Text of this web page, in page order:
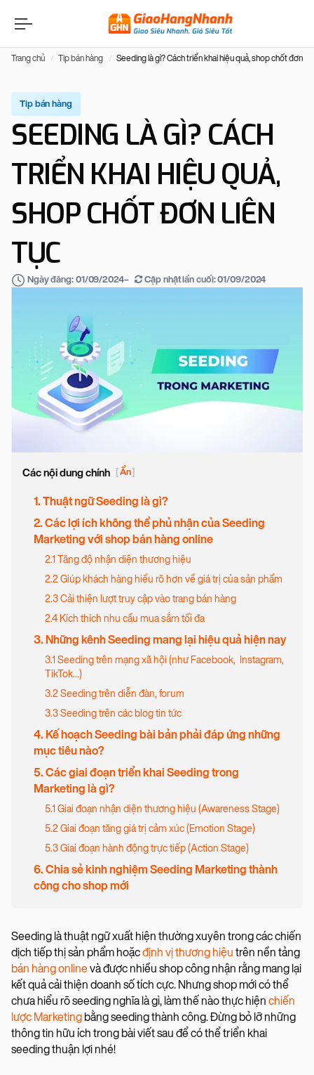
Trang chủ Tip bán hàng Seeding là gì? Cách triển khai hiệu quả, shop chốt đơn
Tip bán hàng
SEEDING LÀ GÌ? CÁCH
TRIỂN KHAI HIỆU QUẢ,
SHOP CHỐT ĐƠN LIÊN
TỤC
Ngày đăng: 01/09/2024– Cập nhật lần cuối:01/09/2024
Các nội dung chính [Ẩn]
1. Thuật ngữ Seeding là gì?
2. Các lợi ích không thể phủ nhận của Seeding
Marketing với shop bán hàng online
2.1 Tăng độ nhận diện thương hiệu
2.2 Giúp khách hàng hiểu rõ hơn về giá trị của sản phẩm
2.3 Cải thiện lượt truy cập vào trang bán hàng
2.4 Kích thích nhu cầu mua sắm tối đa
3. Những kênh Seeding mang lại hiệu quả hiện nay
3.1 Seeding trên mạng xã hội (như Facebook, Instagram,
TikTok…)
3.2 Seeding trên diễn đàn, forum
3.3 Seeding trên các blog tin tức
4. Kế hoạch Seeding bài bản phải đáp ứng những
mục tiêu nào?
5. Các giai đoạn triển khai Seeding trong
Marketing là gì?
5.1 Giai đoạn nhận diện thương hiệu (Awareness Stage)
5.2 Giai đoạn tăng giá trị cảm xúc (Emotion Stage)
5.3 Giai đoạn hành động trực tiếp (Action Stage)
6. Chia sẻ kinh nghiệm Seeding Marketing thành
công cho shop mới
Seeding là thuật ngữ xuất hiện thường xuyên trong các chiến
dịch tiếp thị sản phẩm hoặcđịnh vị thương hiệu trên nền tảng
bán hàng onlinevà được nhiều shop công nhận rằng mang lại
kết quả cải thiện doanh số tích cực. Nhưng shop mới có thể
chưa hiểu rõ seeding nghĩa là gì, làm thế nào thực hiện chiến
lược Marketing bằng seeding thành công. Đừng bỏ lỡ những
thông tin hữu ích trong bài viết sau để có thể triển khai
seeding thuận lợi nhé!